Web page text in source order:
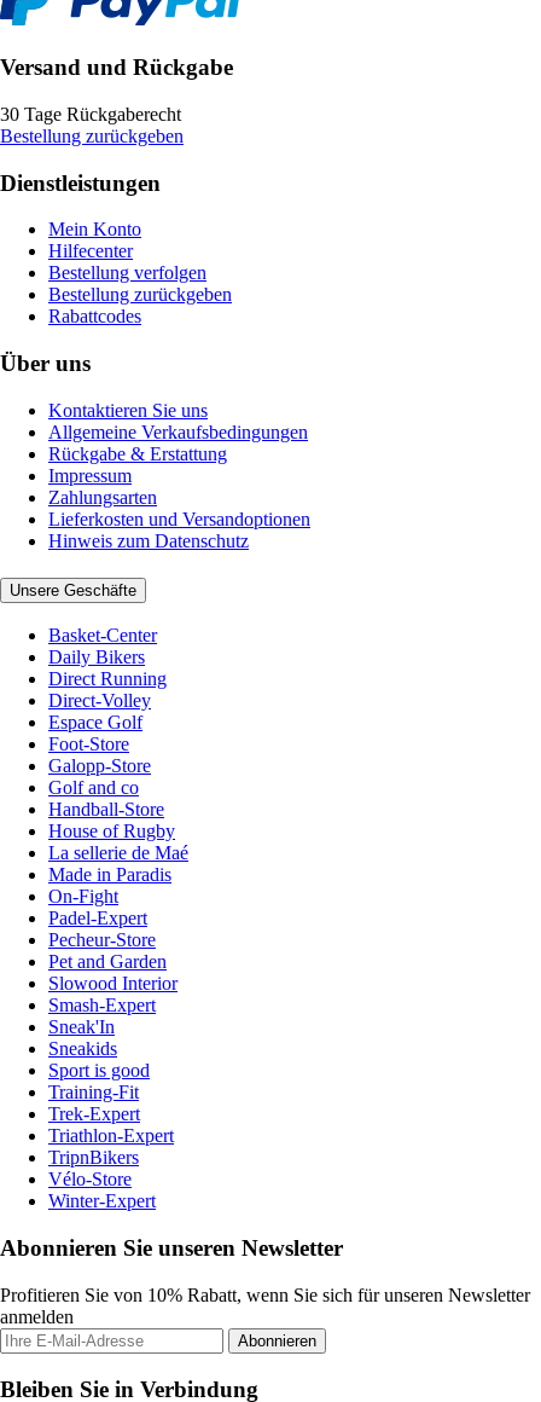
Versand und Rückgabe
30 Tage Rückgaberecht
Bestellung zurückgeben
Dienstleistungen
Mein Konto
Hilfecenter
Bestellung verfolgen
Bestellung zurückgeben
Rabattcodes
Über uns
Kontaktieren Sie uns
Allgemeine Verkaufsbedingungen
Rückgabe & Erstattung
Impressum
Zahlungsarten
Lieferkosten und Versandoptionen
Hinweis zum Datenschutz
Unsere Geschäfte
Basket-Center
Daily Bikers
Direct Running
Direct-Volley
Espace Golf
Foot-Store
Galopp-Store
Golf and co
Handball-Store
House of Rugby
La sellerie de Maé
Made in Paradis
On-Fight
Padel-Expert
Pecheur-Store
Pet and Garden
Slowood Interior
Smash-Expert
Sneak'In
Sneakids
Sport is good
Training-Fit
Trek-Expert
Triathlon-Expert
TripnBikers
Vélo-Store
Winter-Expert
Abonnieren Sie unseren Newsletter
Profitieren Sie von 10% Rabatt, wenn Sie sich für unseren Newsletter
anmelden
Abonnieren
Bleiben Sie in Verbindung